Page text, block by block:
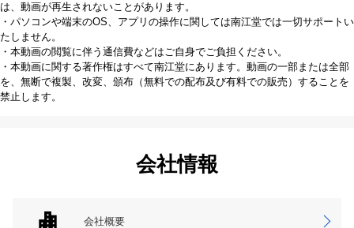
は、動画が再生されないことがあります。
・パソコンや端末のOS、アプリの操作に関しては南江堂では一切サポートい
たしません。
・本動画の閲覧に伴う通信費などはご自身でご負担ください。
・本動画に関する著作権はすべて南江堂にあります。動画の一部または全部
を、無断で複製、改変、頒布（無料での配布及び有料での販売）することを
禁止します。
会社情報
会社概要